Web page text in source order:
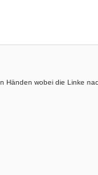
wobei die Linke